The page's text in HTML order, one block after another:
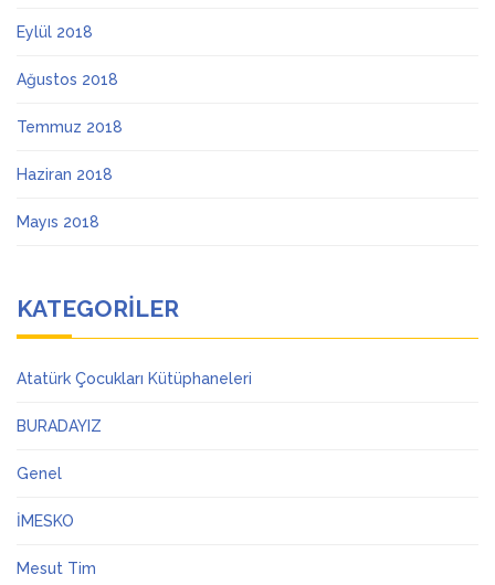
Eylül 2018
Ağustos 2018
Temmuz 2018
Haziran 2018
Mayıs 2018
KATEGORILER
Atatürk Çocukları Kütüphaneleri
BURADAYIZ
Genel
İMESKO
Mesut Tim